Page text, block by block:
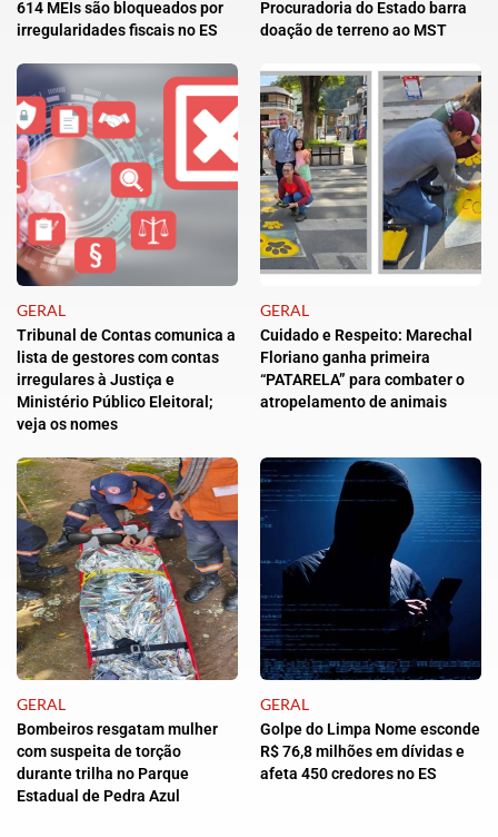
614 MEIs são bloqueados por
irregularidades fiscais no ES
Procuradoria do Estado barra
doação de terreno ao MST
GERAL
Tribunal de Contas comunica a
lista de gestores com contas
irregulares à Justiça e
Ministério Público Eleitoral;
veja os nomes
GERAL
Cuidado e Respeito: Marechal
Floriano ganha primeira
“PATARELA” para combater o
atropelamento de animais
GERAL
Bombeiros resgatam mulher
com suspeita de torção
durante trilha no Parque
Estadual de Pedra Azul
GERAL
Golpe do Limpa Nome esconde
R$ 76,8 milhões em dívidas e
afeta 450 credores no ES